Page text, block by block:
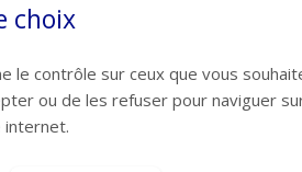
choix
le contrôle sur ceux que vous
ou de les refuser pour naviguer